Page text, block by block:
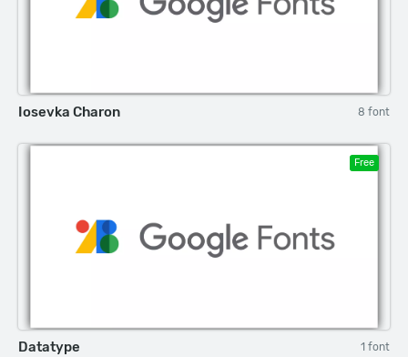
Iosevka Charon 8 font
Free
Datatype 1 font